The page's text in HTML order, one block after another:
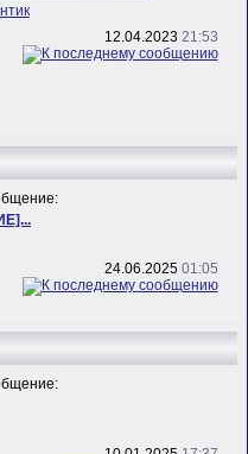
12.04.2023 21:53
24.06.2025 01:05